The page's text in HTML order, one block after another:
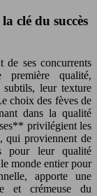
clé du succès
ses concurrents
première qualité,
subtils, leur texture
choix des fèves de
dans la qualité
privilégient les
qui proviennent de
pour leur qualité
monde entier pour
apporte une
et crémeuse du